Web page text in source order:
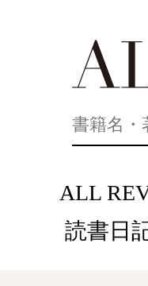
ALL
読書日